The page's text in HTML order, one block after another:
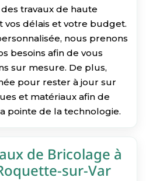
travaux de haute
vos délais et votre budget.
nous prenons
besoins afin de vous
sur mesure. De plus,
pour rester à jour sur
et matériaux afin de
pointe de la technologie.
de Bricolage à
sur-Var